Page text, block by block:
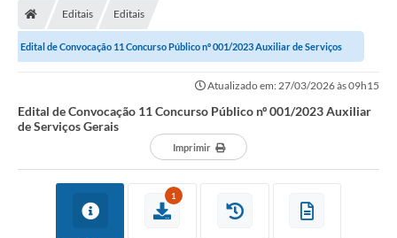
Editais Editais
Edital de Convocação 11 Concurso Público nº 001/2023 Auxiliar de Serviços
Atualizado em: 27/03/2026 às 09h15
Edital de Convocação 11 Concurso Público nº 001/2023 Auxiliar
de Serviços Gerais
Imprimir
1